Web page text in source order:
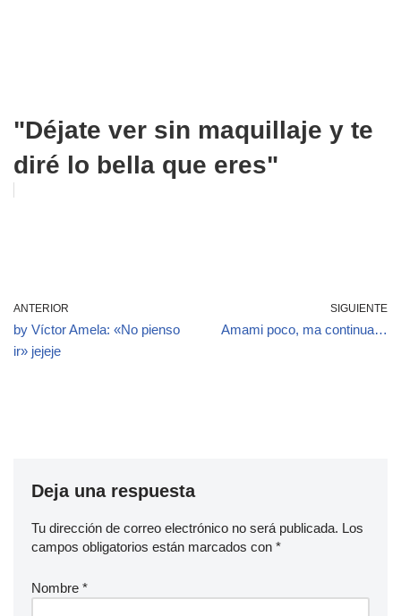
"Déjate ver sin maquillaje y te
diré lo bella que eres"
ANTERIOR
by Víctor Amela: «No pienso
ir» jejeje
SIGUIENTE
Amami poco, ma continua…
Deja una respuesta
Tu dirección de correo electrónico no será publicada. Los
campos obligatorios están marcados con *
Nombre *